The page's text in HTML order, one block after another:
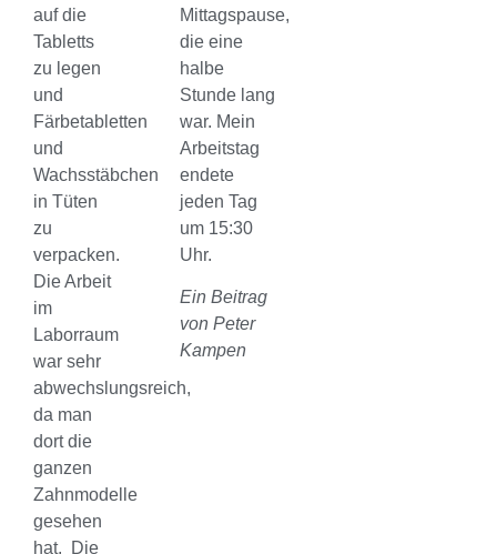
auf die
Tabletts
zu legen
und
Färbetabletten
und
Wachsstäbchen
in Tüten
zu
verpacken.
Die Arbeit
im
Laborraum
war sehr
abwechslungsreich,
da man
dort die
ganzen
Zahnmodelle
gesehen
hat. Die
Mittagspause,
die eine
halbe
Stunde lang
war. Mein
Arbeitstag
endete
jeden Tag
um 15:30
Uhr.
Ein Beitrag
von Peter
Kampen